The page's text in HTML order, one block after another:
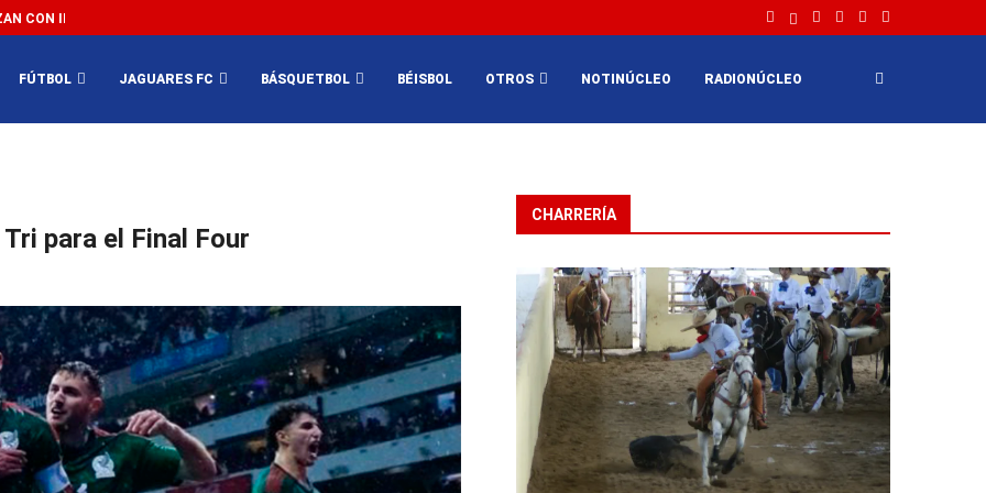
CON IMPEDIR EL MÉXICO VS SUDÁFRICA...
FÚTBOL JAGUARES FC BÁSQUETBOL BÉISBOL OTROS NOTINÚCLEO RADIONÚCLEO
para el Final Four
CHARRERÍA